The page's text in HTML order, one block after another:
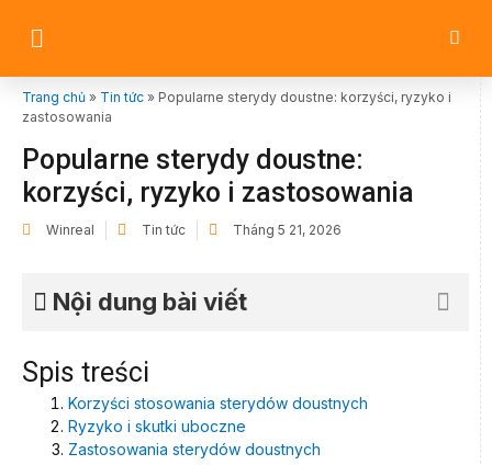
Trang chủ » Tin tức » Popularne sterydy doustne: korzyści, ryzyko i
zastosowania
Popularne sterydy doustne:
korzyści, ryzyko i zastosowania
Winreal Tin tức Tháng 5 21, 2026
Nội dung bài viết
Spis treści
Korzyści stosowania sterydów doustnych
Ryzyko i skutki uboczne
Zastosowania sterydów doustnych